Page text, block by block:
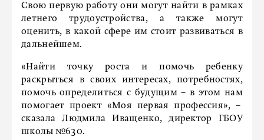
Свою первую работу они могут найти в рамках
летнего трудоустройства, а также могут
оценить, в какой сфере им стоит развиваться в
дальнейшем.
«Найти точку роста и помочь ребенку
раскрыться в своих интересах, потребностях,
помочь определиться с будущим – в этом нам
помогает проект «Моя первая профессия», –
сказала Людмила Иващенко, директор ГБОУ
школы №630.